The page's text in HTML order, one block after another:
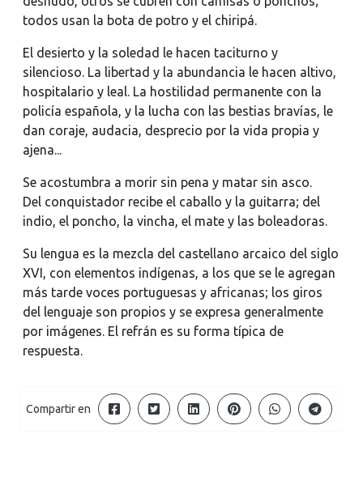
todos usan la bota de potro y el chiripá.
El desierto y la soledad le hacen taciturno y
silencioso. La libertad y la abundancia le hacen altivo,
hospitalario y leal. La hostilidad permanente con la
policía española, y la lucha con las bestias bravías, le
dan coraje, audacia, desprecio por la vida propia y
ajena...
Se acostumbra a morir sin pena y matar sin asco.
Del conquistador recibe el caballo y la guitarra; del
indio, el poncho, la vincha, el mate y las boleadoras.
Su lengua es la mezcla del castellano arcaico del siglo
XVI, con elementos indígenas, a los que se le agregan
más tarde voces portuguesas y africanas; los giros
del lenguaje son propios y se expresa generalmente
por imágenes. El refrán es su forma típica de
respuesta.
Compartir en